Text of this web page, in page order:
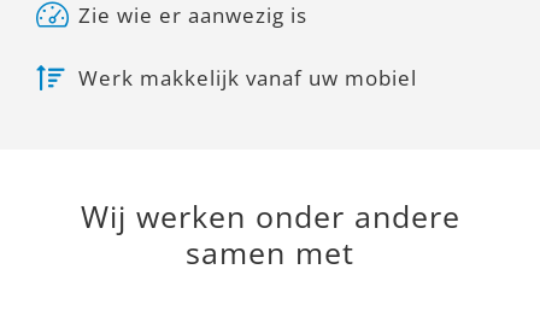
Zie wie er aanwezig is
Werk makkelijk vanaf uw mobiel
Wij werken onder andere
samen met